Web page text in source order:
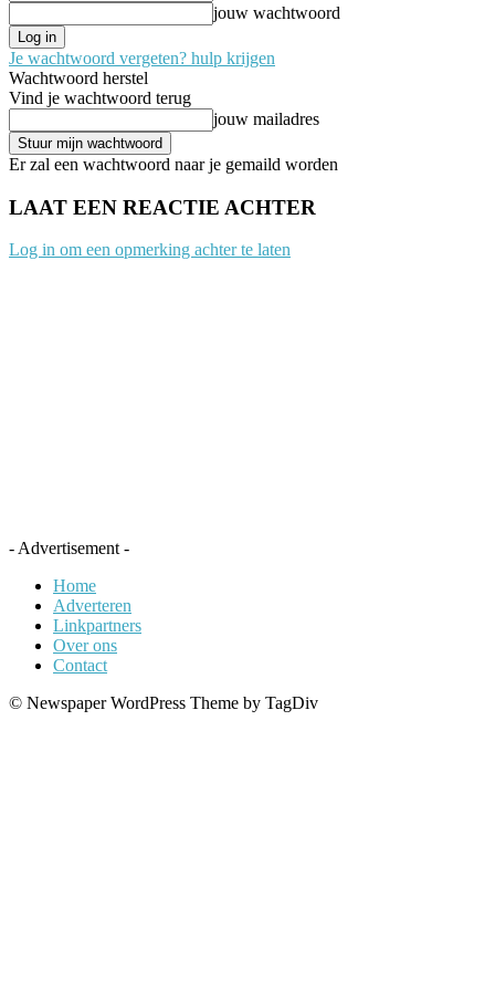
jouw wachtwoord
Je wachtwoord vergeten? hulp krijgen
Wachtwoord herstel
Vind je wachtwoord terug
jouw mailadres
Er zal een wachtwoord naar je gemaild worden
LAAT EEN REACTIE ACHTER
Log in om een opmerking achter te laten
- Advertisement -
Home
Adverteren
Linkpartners
Over ons
Contact
© Newspaper WordPress Theme by TagDiv